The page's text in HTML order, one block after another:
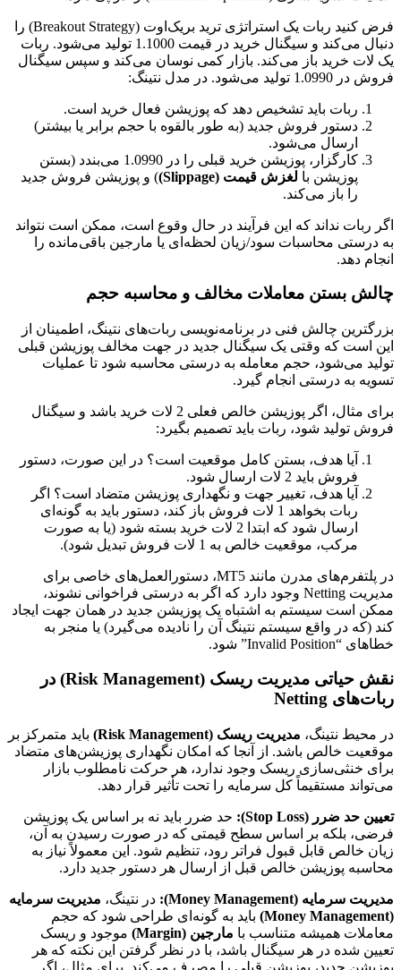
فرض کنید ربات یک استراتژی ترید بریک‌اوت (Breakout Strategy) را
دنبال می‌کند و سیگنال خرید در قیمت 1.1000 تولید می‌شود. ربات
یک لات خرید باز می‌کند. بازار کمی نوسان می‌کند و سپس سیگنال
فروش در 1.0990 تولید می‌شود. در مدل نتینگ:
ربات باید تشخیص دهد که پوزیشن فعال خرید است.
دستور فروش جدید (به طور بالقوه با حجم برابر یا بیشتر)
ارسال می‌شود.
کارگزار، پوزیشن خرید قبلی را در 1.0990 می‌بندد (بستن
پوزیشن با لغزش قیمت (Slippage)
) و پوزیشن فروش جدید
را باز می‌کند.
اگر ربات نداند که این فرآیند در حال وقوع است، ممکن است نتواند
به درستی محاسبات سود/زیان لحظه‌ای یا مارجین باقی‌مانده را
انجام دهد.
چالش بستن معاملات مخالف و محاسبه حجم
بزرگترین چالش فنی در برنامه‌نویسی ربات‌های نتینگ، اطمینان از
این است که وقتی یک سیگنال جدید در جهت مخالف پوزیشن قبلی
تولید می‌شود، حجم معامله به درستی محاسبه شود تا عملیات
تسویه به درستی انجام گیرد.
برای مثال، اگر پوزیشن خالص فعلی 2 لات خرید باشد و سیگنال
فروش تولید شود، ربات باید تصمیم بگیرد:
آیا هدف، بستن کامل موقعیت است؟ در این صورت، دستور
فروش باید 2 لات ارسال شود.
آیا هدف، تغییر جهت و نگهداری پوزیشن متضاد است؟ اگر
ربات بخواهد 1 لات فروش باز کند، دستور باید به گونه‌ای
ارسال شود که ابتدا 2 لات خرید بسته شود (یا به صورت
مرکب، موقعیت خالص به 1 لات فروش تبدیل شود).
در پلتفرم‌های مدرن مانند MT5، دستورالعمل‌های خاصی برای
مدیریت Netting وجود دارد که اگر به درستی فراخوانی نشوند،
ممکن است سیستم به اشتباه یک پوزیشن جدید در همان جهت ایجاد
کند (که در واقع سیستم نتینگ آن را نادیده می‌گیرد) یا منجر به
خطاهای “Invalid Position” شود.
نقش حیاتی مدیریت ریسک (Risk Management) در
ربات‌های Netting
در محیط نتینگ، مدیریت ریسک (Risk Management)
باید متمرکز بر
موقعیت خالص باشد. از آنجا که امکان نگهداری پوزیشن‌های متضاد
برای خنثی‌سازی ریسک وجود ندارد، هر حرکت نامطلوب بازار
می‌تواند مستقیماً کل سرمایه را تحت تأثیر قرار دهد.
تعیین حد ضرر (Stop Loss):
حد ضرر باید نه بر اساس یک پوزیشن
فرضی، بلکه بر اساس سطح قیمتی که در صورت رسیدن به آن،
زیان خالص قابل قبول فراتر رود، تنظیم شود. این معمولاً نیاز به
محاسبه پوزیشن خالص قبل از ارسال هر دستور جدید دارد.
مدیریت سرمایه (Money Management): در نتینگ، مدیریت سرمایه
(Money Management)
باید به گونه‌ای طراحی شود که حجم
معاملات همیشه متناسب با مارجین (Margin)
موجود و ریسک
تعیین شده در هر سیگنال باشد، با در نظر گرفتن این نکته که هر
پوزیشن جدید، پوزیشن قبلی را مصرف می‌کند. برای مثال، اگر